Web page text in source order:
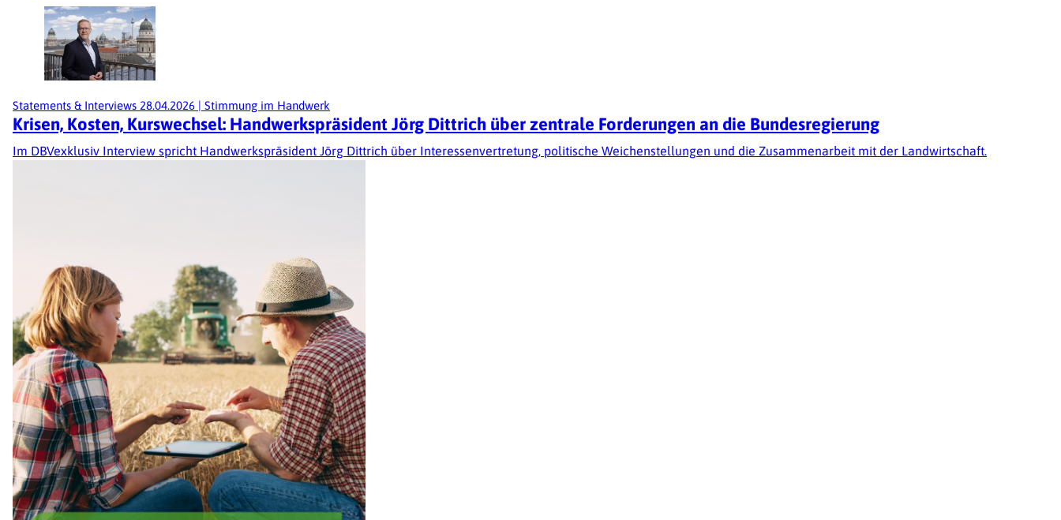
Statements & Interviews 28.04.2026 | Stimmung im Handwerk
Krisen, Kosten, Kurswechsel: Handwerkspräsident Jörg Dittrich über zentrale Forderungen an die Bundesregierung
Im DBVexklusiv Interview spricht Handwerkspräsident Jörg Dittrich über Interessenvertretung, politische Weichenstellungen und die Zusammenarbeit mit der Landwirtschaft.